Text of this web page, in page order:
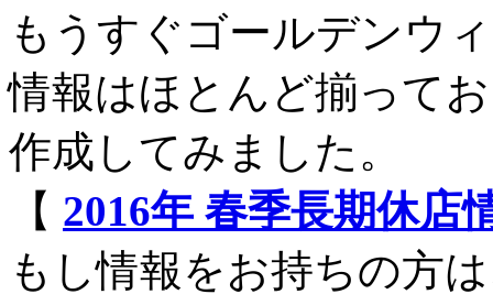
もうすぐゴールデンウ
情報はほとんど揃って
作成してみました。
【 2016年 春季長期休店
もし情報をお持ちの方